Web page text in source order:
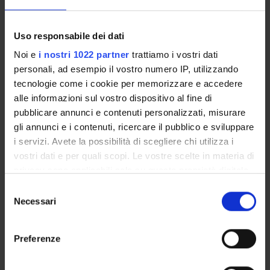
Uso responsabile dei dati
Noi e i nostri 1022 partner trattiamo i vostri dati
personali, ad esempio il vostro numero IP, utilizzando
tecnologie come i cookie per memorizzare e accedere
alle informazioni sul vostro dispositivo al fine di
pubblicare annunci e contenuti personalizzati, misurare
gli annunci e i contenuti, ricercare il pubblico e sviluppare
i servizi. Avete la possibilità di scegliere chi utilizza i
vostri dati e per quali scopi. Le vostre scelte in materia di
modificare o revocare il proprio consenso in qualsiasi
momento dalla Dichiarazione sui cookie o facendo clic
delNecessari
Preferenze
Overview
Enrolment Procedures and Admission Requirements
Degree Programme
Notices
Governing bodies
STUDYING